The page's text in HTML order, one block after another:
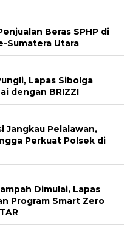
Beras SPHP di
Sumatera Utara
Lapas Sibolga
dengan BRIZZI
Jangkau Pelalawan,
Perkuat Polsek di
Dimulai, Lapas
Program Smart Zero